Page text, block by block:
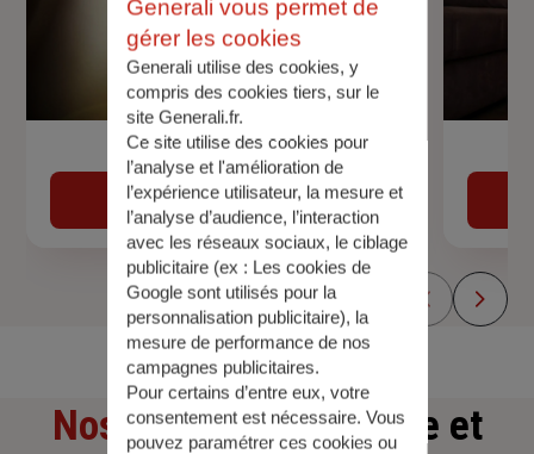
Devis assurance auto
Obtenir une estimation
Nos offresd'assurance et
Generali vous permet de
gérer les cookies
Generali utilise des cookies, y
compris des cookies tiers, sur le
site Generali.fr.
Ce site utilise des cookies pour
l’analyse et l'amélioration de
l’expérience utilisateur, la mesure et
l’analyse d’audience, l’interaction
avec les réseaux sociaux, le ciblage
publicitaire (ex : Les cookies de
Google sont utilisés pour la
personnalisation publicitaire), la
mesure de performance de nos
campagnes publicitaires.
Pour certains d’entre eux, votre
consentement est nécessaire. Vous
pouvez paramétrer ces cookies ou